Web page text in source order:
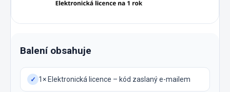
Balení obsahuje
✓ 1× Elektronická licence – kód zaslaný e-mailem